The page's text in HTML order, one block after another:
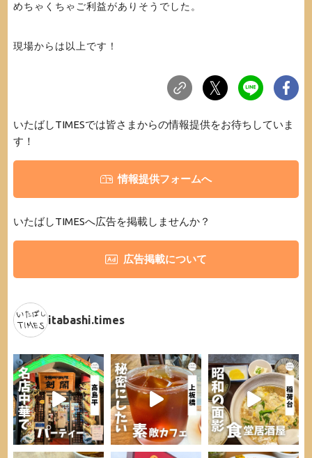
めちゃくちゃご利益がありそうでした。
現場からは以上です！
いたばしTIMESでは皆さまからの情報提供をお待ちしていま
す！
情報提供フォームへ
いたばしTIMESへ広告を掲載しませんか？
広告掲載について
itabashi.times